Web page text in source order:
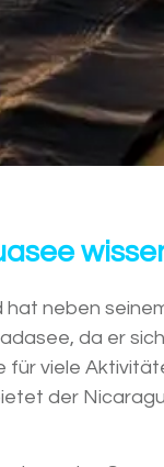
neben
da er
viele
der